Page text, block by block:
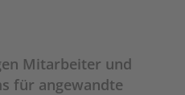
Mitarbeiter und
für angewandte